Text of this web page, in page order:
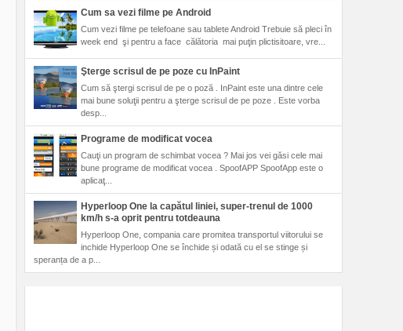
Cum sa vezi filme pe Android
Cum vezi filme pe telefoane sau tablete Android Trebuie să pleci în
week end şi pentru a face călătoria mai puţin plictisitoare, vre...
Şterge scrisul de pe poze cu InPaint
Cum să ştergi scrisul de pe o poză . InPaint este una dintre cele
mai bune soluţii pentru a şterge scrisul de pe poze . Este vorba
desp...
Programe de modificat vocea
Cauţi un program de schimbat vocea ? Mai jos vei găsi cele mai
bune programe de modificat vocea . SpoofAPP SpoofApp este o
aplicaţ...
Hyperloop One la capătul liniei, super-trenul de 1000
km/h s-a oprit pentru totdeauna
Hyperloop One, compania care promitea transportul viitorului se
inchide Hyperloop One se închide și odată cu el se stinge și
speranța de a p...